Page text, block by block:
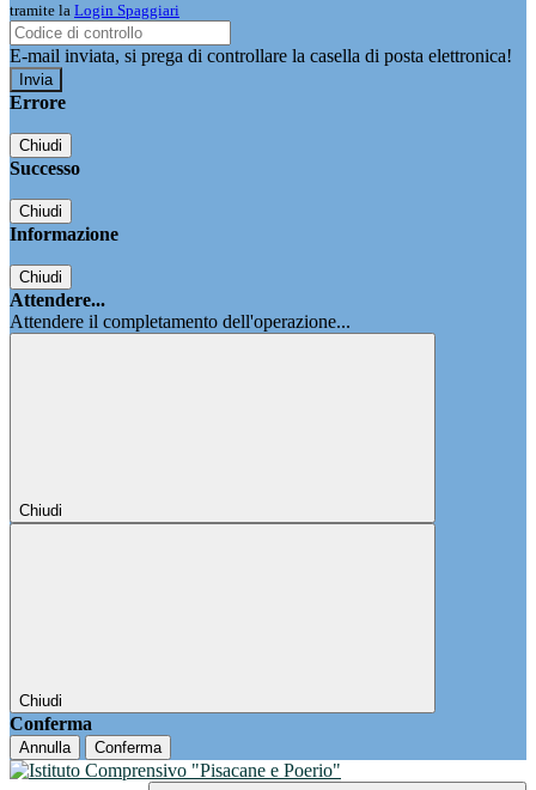
tramite la Login Spaggiari
E-mail inviata, si prega di controllare la casella di posta elettronica!
Errore
Chiudi
Successo
Chiudi
Informazione
Chiudi
Attendere...
Attendere il completamento dell'operazione...
Chiudi
Chiudi
Conferma
Annulla Conferma